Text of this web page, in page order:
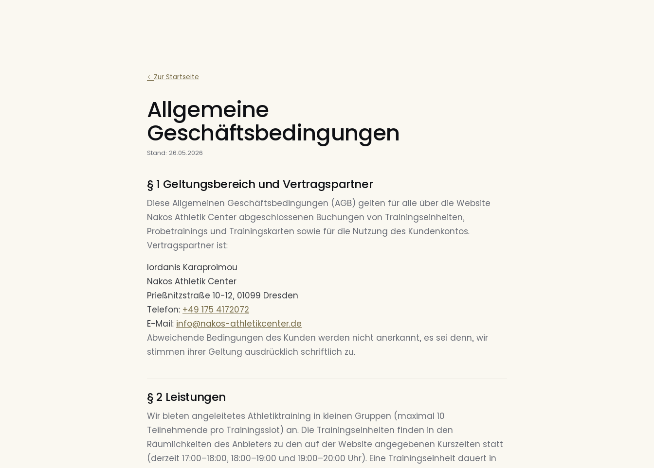
Zur Startseite
Allgemeine
Geschäftsbedingungen
Stand: 26.05.2026
§ 1 Geltungsbereich und Vertragspartner
Diese Allgemeinen Geschäftsbedingungen (AGB) gelten für alle über die Website
Nakos Athletik Center abgeschlossenen Buchungen von Trainingseinheiten,
Probetrainings und Trainingskarten sowie für die Nutzung des Kundenkontos.
Vertragspartner ist:
Iordanis Karaproimou
Nakos Athletik Center
Prießnitzstraße 10-12, 01099 Dresden
Telefon: +49 175 4172072
E-Mail: info@nakos-athletikcenter.de
Abweichende Bedingungen des Kunden werden nicht anerkannt, es sei denn, wir
stimmen ihrer Geltung ausdrücklich schriftlich zu.
§ 2 Leistungen
Wir bieten angeleitetes Athletiktraining in kleinen Gruppen (maximal 10
Teilnehmende pro Trainingsslot) an. Die Trainingseinheiten finden in den
Räumlichkeiten des Anbieters zu den auf der Website angegebenen Kurszeiten statt
(derzeit 17:00–18:00, 18:00–19:00 und 19:00–20:00 Uhr). Eine Trainingseinheit dauert in